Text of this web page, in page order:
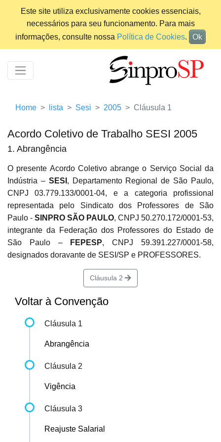
Este site utiliza exclusivamente cookies essenciais,
necessários para seu funcionamento. Para mais
informações, consulte nossa Política de Cookies. Ok
Home lista Sesi 2005 Cláusula 1
Acordo Coletivo de Trabalho SESI 2005
1. Abrangência
O presente Acordo Coletivo abrange o Serviço Social da
Indústria – SESI , Departamento Regional de São Paulo,
CNPJ 03.779.133/0001-04, e a categoria profissional
representada pelo Sindicato dos Professores de São
Paulo - SINPRO SÃO PAULO, CNPJ 50.270.172/0001-53,
integrante da Federação dos Professores do Estado de
São Paulo –
FEPESP, CNPJ 59.391.227/0001-58,
designados doravante de SESI/SP e PROFESSORES.
Cláusula 2
Voltar à Convenção
Cláusula 1
Abrangência
Cláusula 2
Vigência
Cláusula 3
Reajuste Salarial